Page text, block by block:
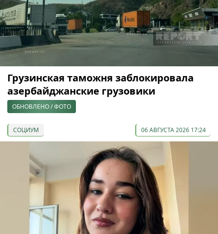
Грузинская таможня заблокировала
азербайджанские грузовики
ОБНОВЛЕНО / ФОТО
СОЦИУМ 06 АВГУСТА 2026 17:24